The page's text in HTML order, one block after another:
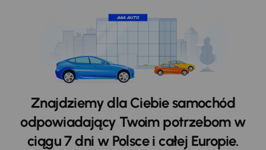
Znajdziemy dla Ciebie samochód
odpowiadający Twoim potrzebom w
ciągu 7 dni w Polsce i całej Europie.